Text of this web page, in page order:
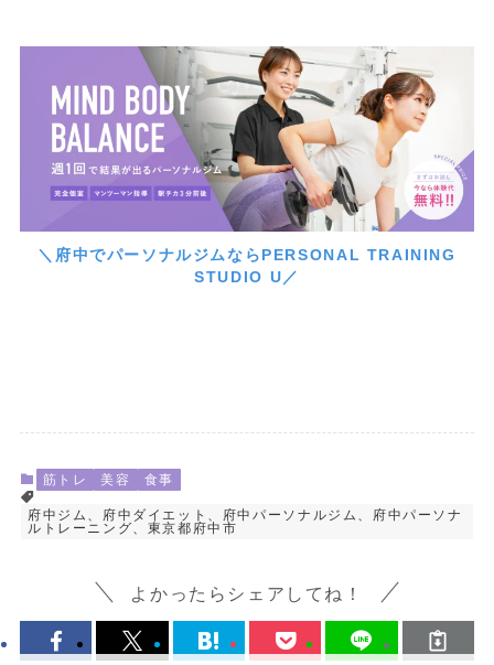
＼府中でパーソナルジムならPERSONAL TRAINING
STUDIO U／
筋トレ 美容 食事
府中ジム、府中ダイエット、府中パーソナルジム、府中パーソナ
ルトレーニング、東京都府中市
よかったらシェアしてね！